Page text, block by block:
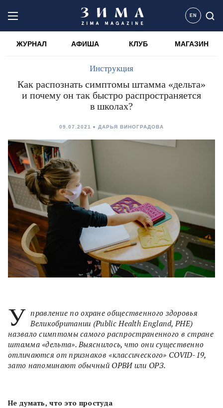
EN
ЖУРНАЛ АФИША КЛУБ МАГАЗИН
Инструкция
Как распознать симптомы штамма «дельта»
и почему он так быстро распространяется
в школах?
09.07.2021 ДАРЬЯ ВИНОГРАДОВА
У правление по охране общественного здоровья
Великобритании (Public Health England, PHE)
назвало симптомы самого распространенного в стране
штамма «дельта». Выяснилось, что они существенно
отличаются от признаков «классического» COVID-19,
зато напоминают обычный ОРВИ или ОРЗ.
Не думать, что это простуда